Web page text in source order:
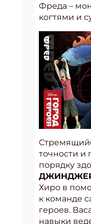
Фреда –
когтями и
точности и
порядку
Хиро в
к команде
героев.
навыки